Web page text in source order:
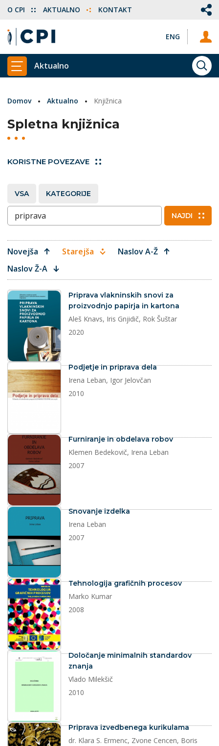
ENG
O CPI AKTUALNO KONTAKT
PRIKAŽI GLAVNI MENI
Aktualno
Domov Aktualno Knjižnica
Spletna knjižnica
KORISTNE POVEZAVE
VSA KATEGORIJE
Vnesite ključne besede NAJDI
Novejša Starejša
Naslov A-Ž
Naslov Ž-A
dokument
Priprava vlakninskih snovi za
proizvodnjo papirja in kartona
Aleš Knavs, Iris Gnjidič, Rok Šuštar
2020
dokument
Podjetje in priprava dela
Irena Leban, Igor Jelovčan
2010
dokument
Furniranje in obdelava robov
Klemen Bedekovič, Irena Leban
2007
dokument
Snovanje izdelka
Irena Leban
2007
dokument
Tehnologija grafičnih procesov
Marko Kumar
2008
dokument
Določanje minimalnih standardov
znanja
Vlado Milekšič
2010
dokument
Priprava izvedbenega kurikulama
dr. Klara S. Ermenc, Zvone Cencen, Boris